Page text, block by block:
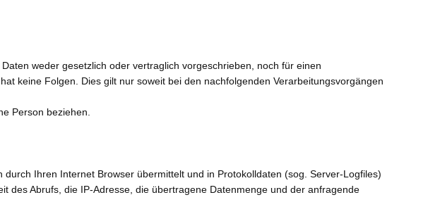
weder gesetzlich oder vertraglich vorgeschrieben, noch für einen
keine Folgen. Dies gilt nur soweit bei den nachfolgenden Verarbeitungsvorgängen
Person beziehen.
Ihren Internet Browser übermittelt und in Protokolldaten (sog. Server-Logfiles)
des Abrufs, die IP-Adresse, die übertragene Datenmenge und der anfragende